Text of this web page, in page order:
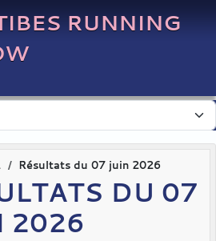
RUNNING
Résultats du 07 juin 2026
DU 07
2026